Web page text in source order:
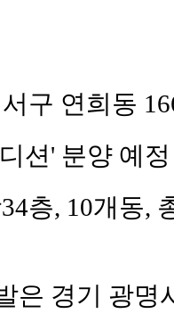
구 연희동
션' 분양 예정
층, 10개동,
은 경기 광명